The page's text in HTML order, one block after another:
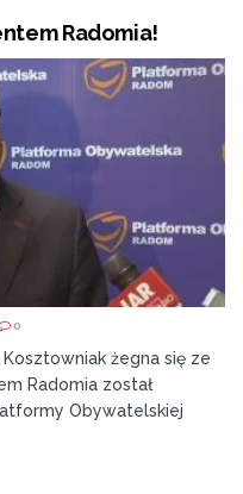
Radomia!
0
żegna się ze
Radomia został
Obywatelskiej